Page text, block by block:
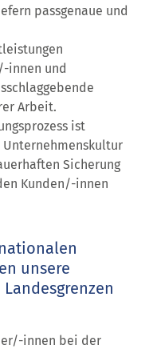
passgenaue und
innen und
Arbeit.
ist
Sicherung
Kunden/-innen
unsere
innen bei der